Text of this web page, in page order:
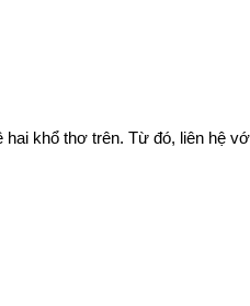
hai khổ thơ trên. Từ đó, liên hệ